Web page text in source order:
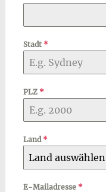
Stadt *
PLZ *
Land *
Land auswählen
E-Mailadresse *